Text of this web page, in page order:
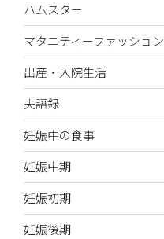
ハムスター
マタニティーファッション
出産・入院生活
夫語録
妊娠中の食事
妊娠中期
妊娠初期
妊娠後期